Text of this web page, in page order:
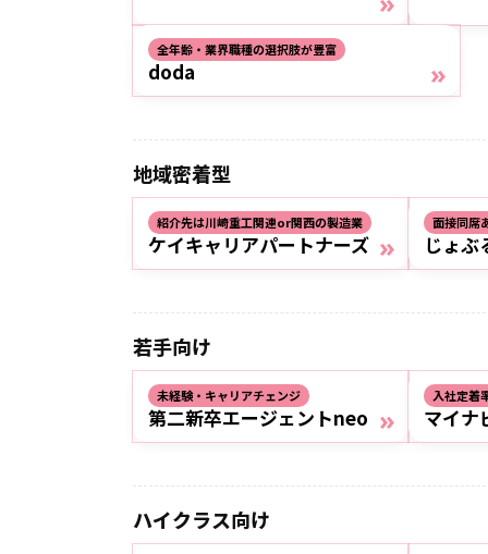
全年齢・業界職種の選択肢が豊富
doda »
地域密着型
紹介先は川崎重工関連or関西の製造業
ケイキャリアパートナーズ »
面接同席
じょぶ
若手向け
未経験・キャリアチェンジ
第二新卒エージェントneo »
入社定着
マイナ
ハイクラス向け